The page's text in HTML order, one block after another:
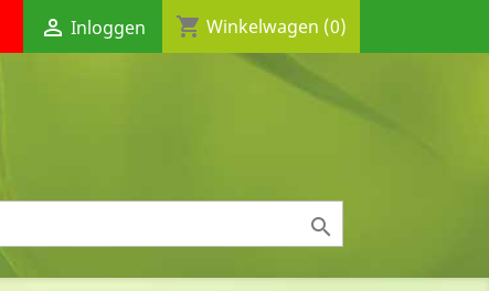
 Inloggen shopping_cart Winkelwagen (0)
